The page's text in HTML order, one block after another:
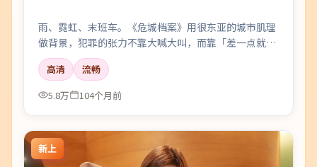
雨、霓虹、末班车。《危城档案》用很东亚的城市肌理
做背景，犯罪的张力不靠大喊大叫，而靠「差一点就说
出口」的沉默。
高清
流畅
5.8万
104个月前
新上